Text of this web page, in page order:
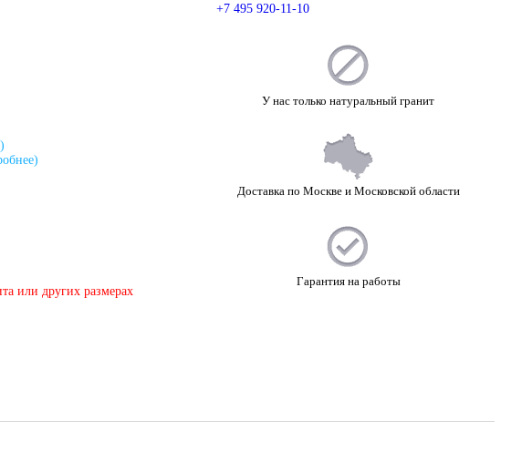
или других размерах
+7 495 920-11-10
У нас только натуральный гранит
Доставка по Москве и Московской области
Гарантия на работы